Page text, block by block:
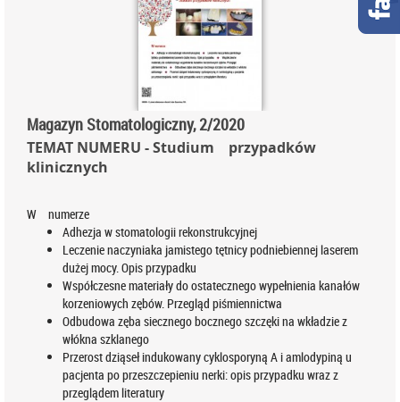
Magazyn Stomatologiczny, 2/2020
TEMAT NUMERU - Studium przypadków
klinicznych
W numerze
Adhezja w stomatologii rekonstrukcyjnej
Leczenie naczyniaka jamistego tętnicy podniebiennej laserem
dużej mocy. Opis przypadku
Współczesne materiały do ostatecznego wypełnienia kanałów
korzeniowych zębów. Przegląd piśmiennictwa
Odbudowa zęba siecznego bocznego szczęki na wkładzie z
włókna szklanego
Przerost dziąseł indukowany cyklosporyną A i amlodypiną u
pacjenta po przeszczepieniu nerki: opis przypadku wraz z
przeglądem literatury